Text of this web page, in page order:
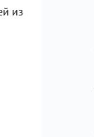
из